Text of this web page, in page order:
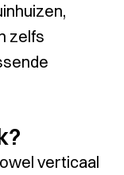
zelfs
verticaal